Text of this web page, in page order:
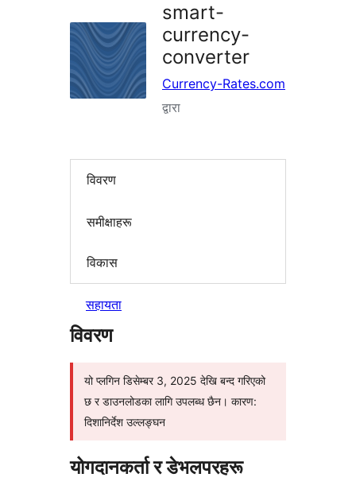
smart-
currency-
converter
Currency-Rates.com
द्वारा
विवरण
समीक्षाहरू
विकास
सहायता
विवरण
यो प्लगिन डिसेम्बर 3, 2025 देखि बन्द गरिएको
छ र डाउनलोडका लागि उपलब्ध छैन। कारण:
दिशानिर्देश उल्लङ्घन
योगदानकर्ता र डेभलपरहरू